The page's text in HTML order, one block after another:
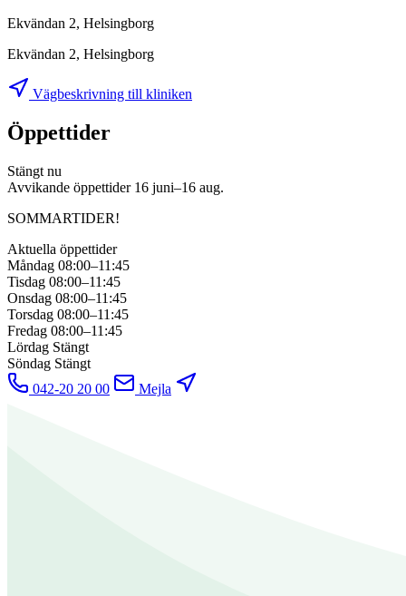
Ekvändan 2, Helsingborg
Ekvändan 2, Helsingborg
Vägbeskrivning till kliniken
Öppettider
Stängt nu
Avvikande öppettider 16 juni–16 aug.
SOMMARTIDER!
Aktuella öppettider
Måndag 08:00–11:45
Tisdag 08:00–11:45
Onsdag 08:00–11:45
Torsdag 08:00–11:45
Fredag 08:00–11:45
Lördag Stängt
Söndag Stängt
042-20 20 00
Mejla